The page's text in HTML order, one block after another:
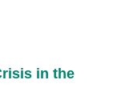
in the